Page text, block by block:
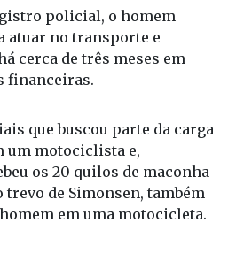
policial, o homem
atuar no transporte e
cerca de três meses em
financeiras.
que buscou parte da carga
um motociclista e,
os 20 quilos de maconha
de Simonsen, também
em uma motocicleta.